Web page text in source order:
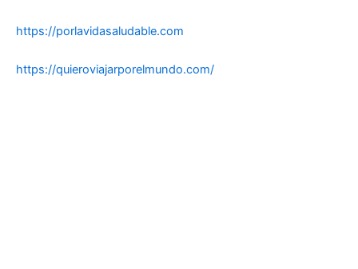
https://porlavidasaludable.com
https://quieroviajarporelmundo.com/